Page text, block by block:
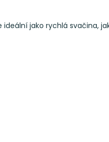
jako rychlá svačina,